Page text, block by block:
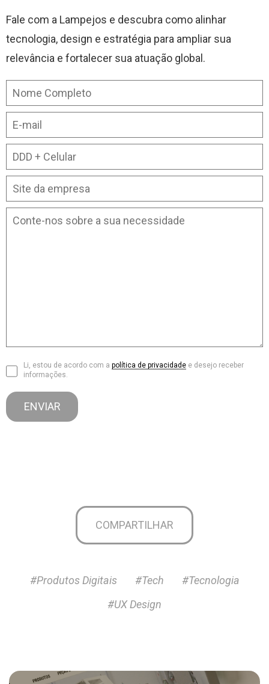
Fale com a Lampejos e descubra como alinhar
tecnologia, design e estratégia para ampliar sua
relevância e fortalecer sua atuação global.
Li, estou de acordo com a política de privacidadee desejo receber
informações.
COMPARTILHAR
#Produtos Digitais #Tech
#Tecnologia
#UX Design